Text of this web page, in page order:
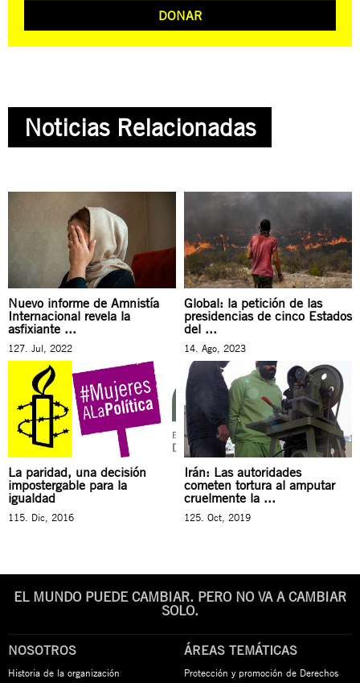
DONAR
Noticias Relacionadas
Nuevo informe de Amnistía
Internacional revela la
asfixiante ...
127. Jul, 2022
Global: la petición de las
presidencias de cinco Estados
del ...
14. Ago, 2023
La paridad, una decisión
impostergable para la
igualdad
115. Dic, 2016
Irán: Las autoridades
cometen tortura al amputar
cruelmente la ...
125. Oct, 2019
EL MUNDO PUEDE CAMBIAR. PERO NO VA A CAMBIAR
SOLO.
NOSOTROS
Historia de la organización
ÁREAS TEMÁTICAS
Protección y promoción de Derechos